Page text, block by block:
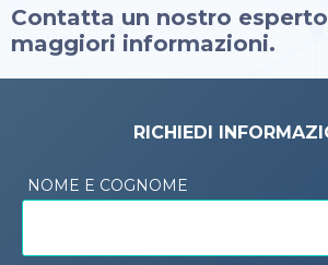
Contatta un nostro
maggiori informazioni.
RICHIEDI
NOME E COGNOME